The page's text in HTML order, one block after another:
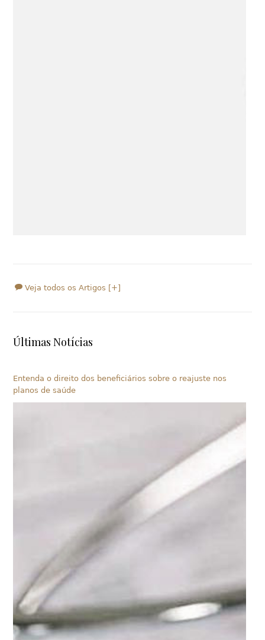
Veja todos os Artigos [+]
Últimas Notícias
Entenda o direito dos beneficiários sobre o reajuste nos
planos de saúde